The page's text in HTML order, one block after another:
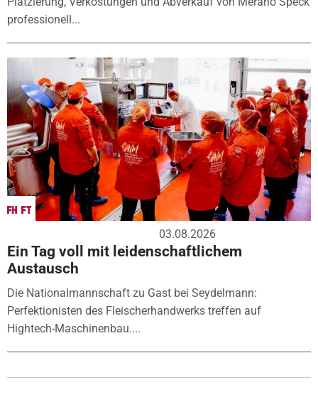
professionell...
03.08.2026
Ein Tag voll mit leidenschaftlichem
Austausch
Die Nationalmannschaft zu Gast bei Seydelmann:
Perfektionisten des Fleischerhandwerks treffen auf
Hightech-Maschinenbau....